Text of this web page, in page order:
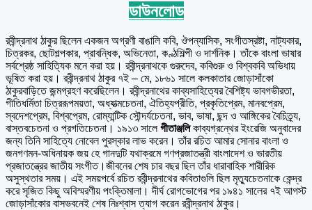
ডাউনলোড
রবীন্দ্রনাথ ঠাকুর ছিলেন একজন অগ্রণী বাঙালি কবি, ঔপন্যাসিক, সংগীতস্রষ্টা, নাট্যকার,
চিত্রকর, ছোটগল্পকার, প্রাবন্ধিক, অভিনেতা, কণ্ঠশিল্পী ও দার্শনিক। তাঁকে বাংলা ভাষার
সর্বশ্রেষ্ঠ সাহিত্যিক মনে করা হয়। রবীন্দ্রনাথকে গুরুদেব, কবিগুরু ও বিশ্বকবি অভিধায়
ভূষিত করা হয়। রবীন্দ্রনাথ ঠাকুর ৭ই – মে, ১৮৬১ সালে কলকাতার জোড়াসাঁকো
ঠাকুরবাড়িতে জন্মগ্রহণ করেছিলেন। রবীন্দ্রনাথের কাব্যসাহিত্যের বৈশিষ্ট্য ভাবগভীরতা,
গীতিধর্মিতা চিত্ররূপময়তা, অধ্যাত্মচেতনা, ঐতিহ্যপ্রীতি, প্রকৃতিপ্রেম, মানবপ্রেম,
স্বদেশপ্রেম, বিশ্বপ্রেম, রোম্যান্টিক সৌন্দর্যচেতনা, ভাব, ভাষা, ছন্দ ও আঙ্গিকের বৈচিত্র্য,
বাস্তবচেতনা ও প্রগতিচেতনা। ১৯১৩ সালেগীতাঞ্জলিকাব্যগ্রন্থের ইংরেজি অনুবাদের
জন্য তিনি সাহিত্যে নোবেল পুরস্কার লাভ করেন। তাঁর রচিত আমার সোনার বাংলা ও
জনগণমন-অধিনায়ক জয় হে গানদুটি যথাক্রমে গণপ্রজাতন্ত্রী বাংলাদেশ ও ভারতীয়
প্রজাতন্ত্রের জাতীয় সংগীত।জীবনের শেষ চার বছর ছিল তাঁর ধারাবাহিক শারীরিক
অসুস্থতার সময়। এই সময়পর্বে রচিত রবীন্দ্রনাথের কবিতাগুলি ছিল মৃত্যুচেতনাকে কেন্দ্র
করে সৃজিত কিছু অবিস্মরণীয় পংক্তিমালা। দীর্ঘ রোগভোগের পর ১৯৪১ সালের ৭ই আগস্ট
জোড়াসাঁকোর বাসভবনেই শেষ নিঃশ্বাস ত্যাগ করেন রবীন্দ্রনাথ ঠাকুর।